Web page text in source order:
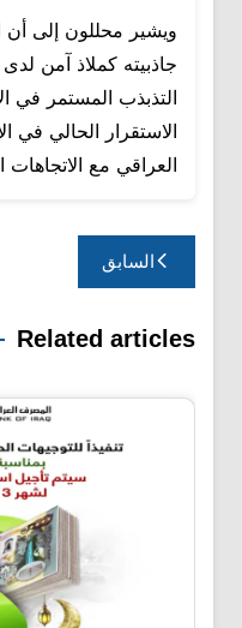
ويشير محللون إلى
جاذبيته كملاذ آمن
التذبذب المستمر في
الاستقرار الحالي في
العراقي مع الاتجاهات
تصفّح
المقالات
السابق
Related articles